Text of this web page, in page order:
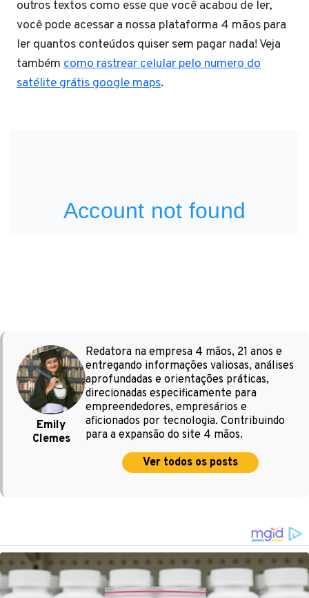
outros textos como esse que você acabou de ler,
você pode acessar a nossa plataforma 4 mãos para
ler quantos conteúdos quiser sem pagar nada! Veja
também como rastrear celular pelo numero do
satélite grátis google maps.
Emily
Clemes
Redatora na empresa 4 mãos, 21 anos e
entregando informações valiosas, análises
aprofundadas e orientações práticas,
direcionadas especificamente para
empreendedores, empresários e
aficionados por tecnologia. Contribuindo
para a expansão do site 4 mãos.
Ver todos os posts